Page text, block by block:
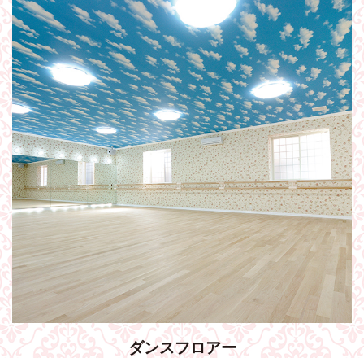
ダンスフロアー